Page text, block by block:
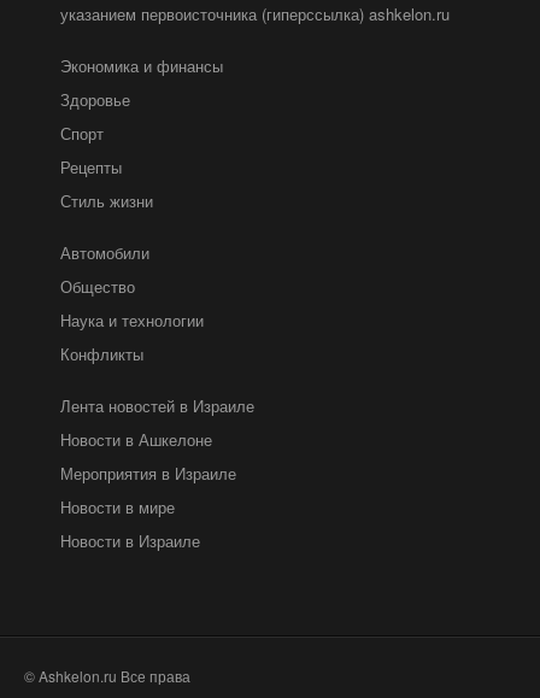
указанием первоисточника (гиперссылка) ashkelon.ru
Экономика и финансы
Здоровье
Спорт
Рецепты
Стиль жизни
Автомобили
Общество
Наука и технологии
Конфликты
Лента новостей в Израиле
Новости в Ашкелоне
Мероприятия в Израиле
Новости в мире
Новости в Израиле
© Ashkelon.ru Все права